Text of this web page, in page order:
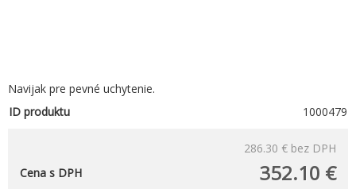
Navijak pre pevné uchytenie.
ID produktu
1000479
286.30 € bez DPH
352.10 €
Cena s DPH